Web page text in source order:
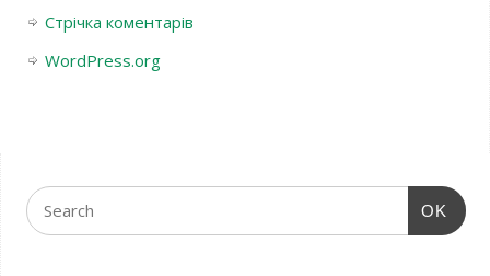
Стрічка коментарів
WordPress.org
OK